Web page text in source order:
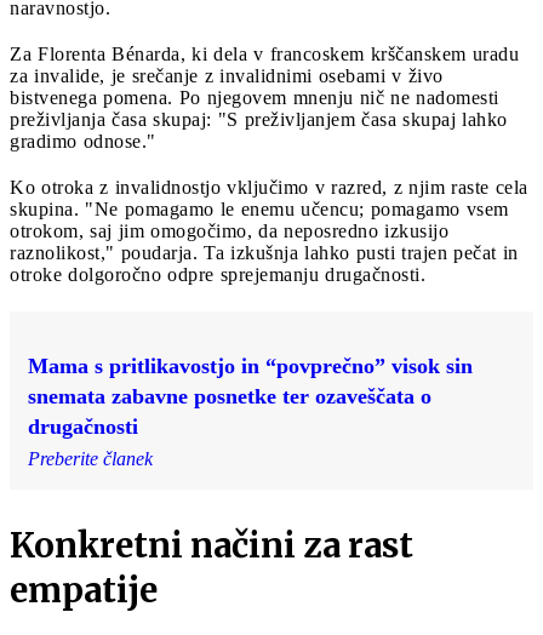
naravnostjo.
Za Florenta Bénarda, ki dela v francoskem krščanskem uradu
za invalide, je srečanje z invalidnimi osebami v živo
bistvenega pomena. Po njegovem mnenju nič ne nadomesti
preživljanja časa skupaj: "S preživljanjem časa skupaj lahko
gradimo odnose."
Ko otroka z invalidnostjo vključimo v razred, z njim raste cela
skupina. "Ne pomagamo le enemu učencu; pomagamo vsem
otrokom, saj jim omogočimo, da neposredno izkusijo
raznolikost," poudarja. Ta izkušnja lahko pusti trajen pečat in
otroke dolgoročno odpre sprejemanju drugačnosti.
Mama s pritlikavostjo in “povprečno” visok sin
snemata zabavne posnetke ter ozaveščata o
drugačnosti
Preberite članek
Konkretni načini za rast
empatije